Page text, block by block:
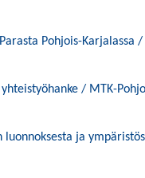
Pohjois-
/ MTK-
ja